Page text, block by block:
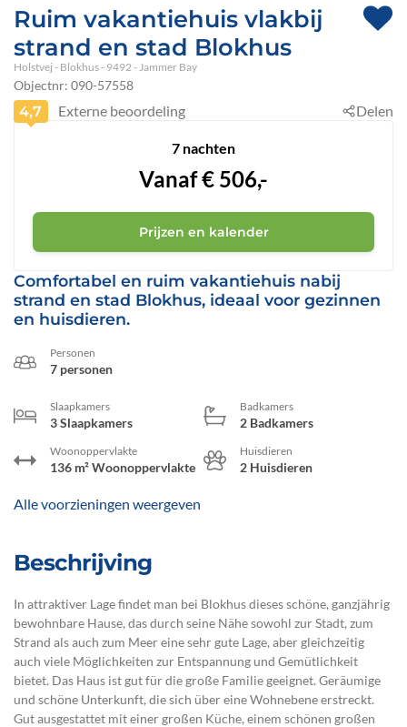
Ruim vakantiehuis vlakbij
strand en stad Blokhus
Holstvej - Blokhus - 9492 - Jammer Bay
Objectnr: 090-57558
Comfortabel en ruim vakantiehuis nabij
strand en stad Blokhus, ideaal voor gezinnen
en huisdieren.
Personen
7 personen
Slaapkamers
3 Slaapkamers
Badkamers
2 Badkamers
Woonoppervlakte
136 m² Woonoppervlakte
Huisdieren
2 Huisdieren
Alle voorzieningen weergeven
Beschrijving
In attraktiver Lage findet man bei Blokhus dieses schöne, ganzjährig
bewohnbare Hause, das durch seine Nähe sowohl zur Stadt, zum
Strand als auch zum Meer eine sehr gute Lage, aber gleichzeitig
auch viele Möglichkeiten zur Entspannung und Gemütlichkeit
bietet. Das Haus ist gut für die große Familie geeignet. Geräumige
und schöne Unterkunft, die sich über eine Wohnebene erstreckt.
Gut ausgestattet mit einer großen Küche, einem schönen großen
4,7 Externe beoordeling Delen
7 nachten
Vanaf€ 506,-
Prijzen en kalender